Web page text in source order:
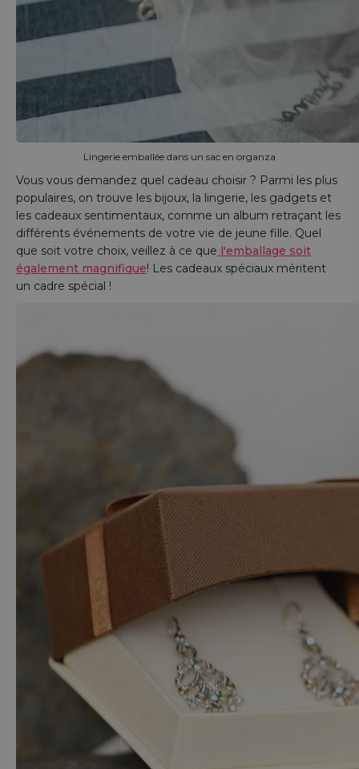
Lingerie emballée dans un sac en organza
Vous vous demandez quel cadeau choisir ? Parmi les plus
populaires, on trouve les bijoux, la lingerie, les gadgets et
les cadeaux sentimentaux, comme un album retraçant les
différents événements de votre vie de jeune fille. Quel
que soit votre choix, veillez à ce que l'emballage soit
également magnifique! Les cadeaux spéciaux méritent
un cadre spécial !